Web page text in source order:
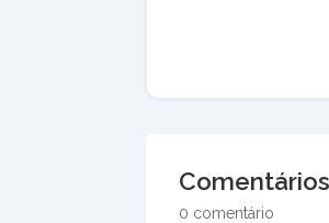
Comentários
0 comentário